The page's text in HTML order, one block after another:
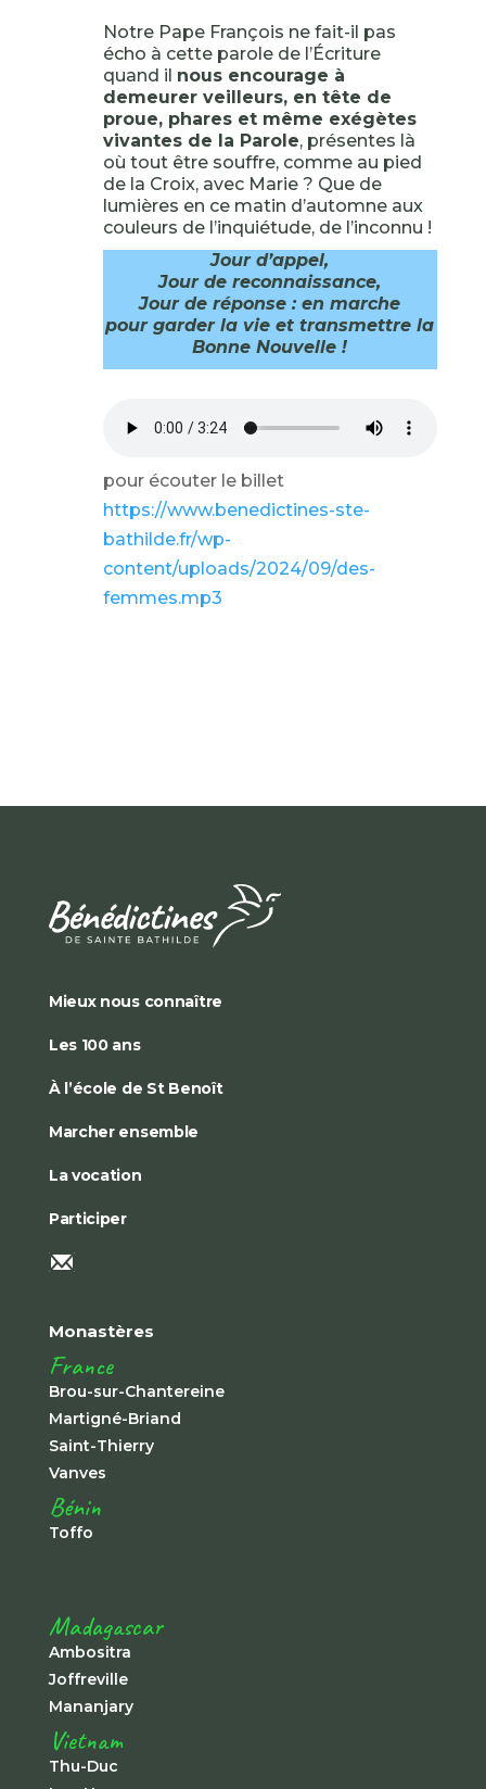
Notre Pape François ne fait-il pas
écho à cette parole de l’Écriture
quand il nous encourage à
demeurer veilleurs, en tête de
proue, phares et même exégètes
vivantes de la Parole, présentes là
où tout être souffre, comme au pied
de la Croix, avec Marie ? Que de
lumières en ce matin d’automne aux
couleurs de l’inquiétude, de l’inconnu !
Jour d’appel,
Jour de reconnaissance,
Jour de réponse : en marche
pour garder la vie et transmettre la
Bonne Nouvelle !
pour écouter le billet
https://www.benedictines-ste-
bathilde.fr/wp-
content/uploads/2024/09/des-
femmes.mp3
Mieux nous connaître
Les 100 ans
À l’école de St Benoît
Marcher ensemble
La vocation
Participer
Monastères
France
Brou-sur-Chantereine
Martigné-Briand
Saint-Thierry
Vanves
Bénin
Toffo
Madagascar
Ambositra
Joffreville
Mananjary
Vietnam
Thu-Duc